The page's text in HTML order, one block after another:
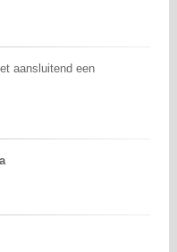
aansluitend een